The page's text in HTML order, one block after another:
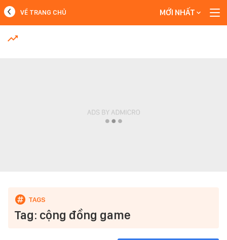
MỚI NHẤT
VỀ TRANG CHỦ MỚI NHẤT
Tag: cộng đồng game